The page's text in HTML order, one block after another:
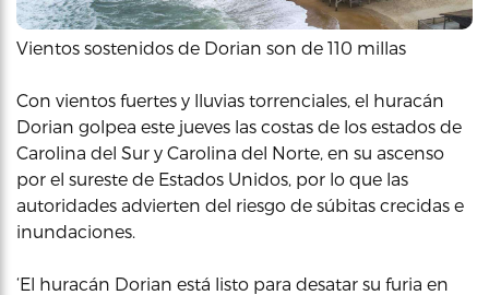
Vientos sostenidos de Dorian son de 110 millas
Con vientos fuertes y lluvias torrenciales, el huracán
Dorian golpea este jueves las costas de los estados de
Carolina del Sur y Carolina del Norte, en su ascenso
por el sureste de Estados Unidos, por lo que las
autoridades advierten del riesgo de súbitas crecidas e
inundaciones.
‘El huracán Dorian está listo para desatar su furia en